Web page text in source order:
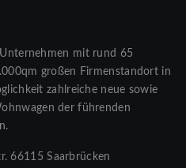
mit rund 65
großen Firmenstandort in
zahlreiche neue sowie
der führenden
66115 Saarbrücken